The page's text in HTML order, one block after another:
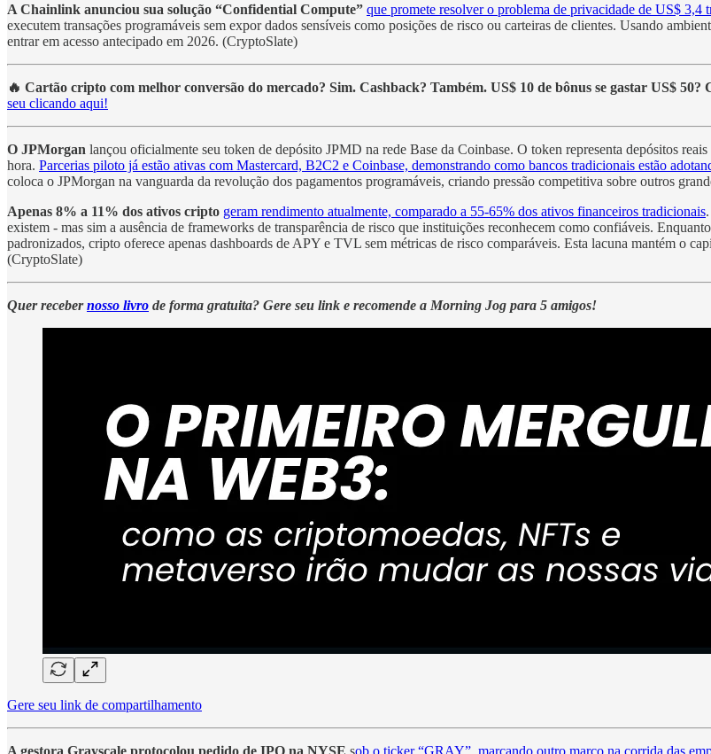
A Chainlink anunciou sua solução “Confidential Compute” que promete resolver o problema de privacidade de US$ 3,4
executem transações programáveis sem expor dados sensíveis como posições de risco ou carteiras de clientes. Usando
entrar em acesso antecipado em 2026. (CryptoSlate)
🔥 Cartão cripto com melhor conversão do mercado? Sim. Cashback? Também. US$ 10 de bônus se gastar US$ 50?
seu clicando aqui!
O JPMorgan lançou oficialmente seu token de depósito JPMD na rede Base da Coinbase. O token representa depósitos
hora. Parcerias piloto já estão ativas com Mastercard, B2C2 e Coinbase, demonstrando como bancos tradicionais estão
coloca o JPMorgan na vanguarda da revolução dos pagamentos programáveis, criando pressão competitiva sobre outros
Apenas 8% a 11% dos ativos cripto geram rendimento atualmente, comparado a 55-65% dos ativos financeiros tradicionais
existem - mas sim a ausência de frameworks de transparência de risco que instituições reconhecem como confiáveis.
padronizados, cripto oferece apenas dashboards de APY e TVL sem métricas de risco comparáveis. Esta lacuna mantém o
(CryptoSlate)
Quer recebernosso livro de forma gratuita? Gere seu link e recomende a Morning Jog para 5 amigos!
Gere seu link de compartilhamento
A gestora Grayscale protocolou pedido de IPO na NYSE sob o ticker “GRAY”, marcando outro marco na corrida das